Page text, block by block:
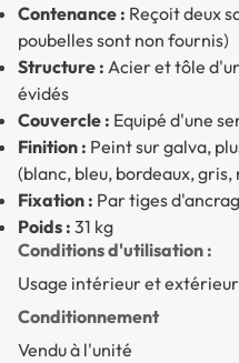
Contenance : Reçoit deux
poubelles sont non fournis)
Structure : Acier et tôle
évidés
Couvercle : Equipé d'une
Finition : Peint sur galva,
(blanc, bleu, bordeaux,
Fixation : Par tiges
Poids : 31 kg
Conditions d'utilisation :
Usage intérieur et extérieur
Conditionnement
Vendu à l'unité